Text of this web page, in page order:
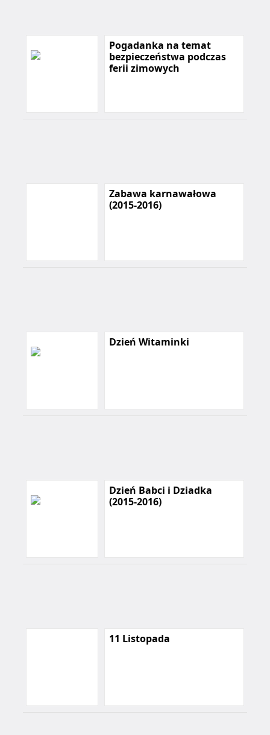
Pogadanka na temat
bezpieczeństwa podczas
ferii zimowych
Zabawa karnawałowa
(2015-2016)
Dzień Witaminki
Dzień Babci i Dziadka
(2015-2016)
11 Listopada